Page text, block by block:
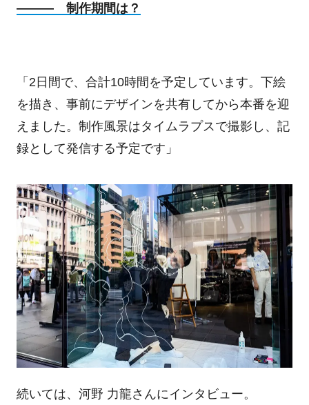
――― 制作期間は？
「 2 日間で、合計10時間を予定しています。下絵
を描き、事前にデザインを共有してから本番を迎
えました。制作風景はタイムラプスで撮影し、記
録として発信する予定です」
続いては、河野 力龍さんにインタビュー。